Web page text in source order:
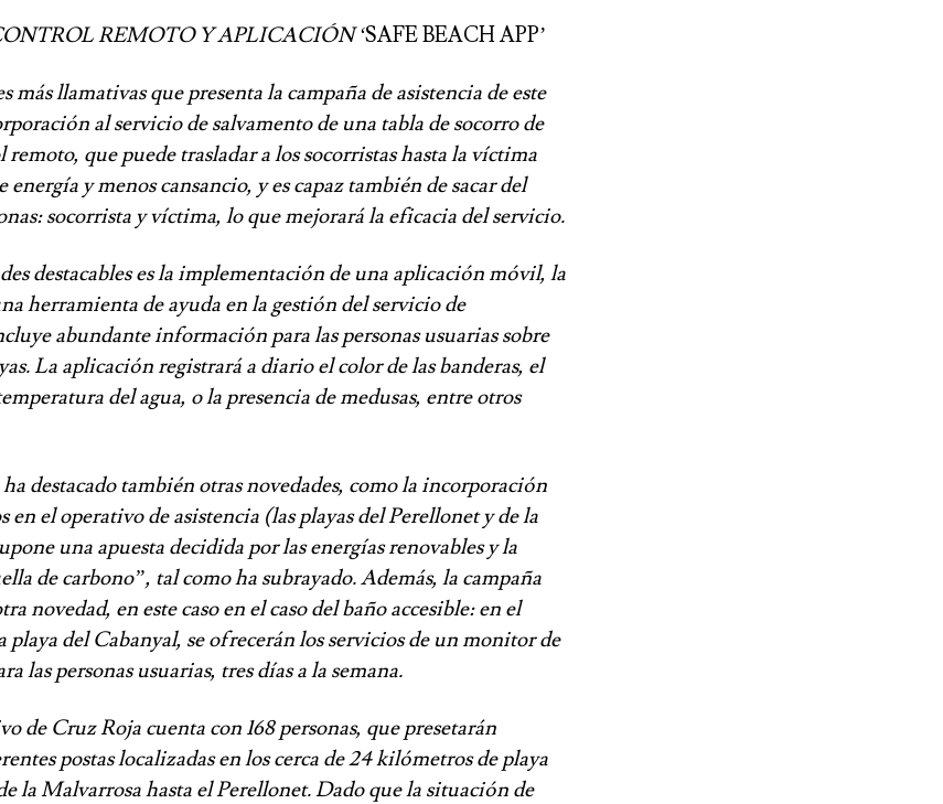
REMOTO Y APLICACIÓN ‘SAFE BEACH APP’
más llamativas que presenta la campaña de asistencia de este
al servicio de salvamento de una tabla de socorro de
que puede trasladar a los socorristas hasta la víctima
energía y menos cansancio, y es capaz también de sacar del
socorrista y víctima, lo que mejorará la eficacia del servicio.
destacables es la implementación de una aplicación móvil, la
herramienta de ayuda en la gestión del servicio de
abundante información para las personas usuarias sobre
La aplicación registrará a diario el color de las banderas, el
del agua, o la presencia de medusas, entre otros
destacado también otras novedades, como la incorporación
en el operativo de asistencia (las playas del Perellonet y de la
una apuesta decidida por las energías renovables y la
de carbono”, tal como ha subrayado. Además, la campaña
novedad, en este caso en el caso del baño accesible: en el
playa del Cabanyal, se ofrecerán los servicios de un monitor de
las personas usuarias, tres días a la semana.
de Cruz Roja cuenta con 168 personas, que presetarán
postas localizadas en los cerca de 24 kilómetros de playa
la Malvarrosa hasta el Perellonet. Dado que la situación de